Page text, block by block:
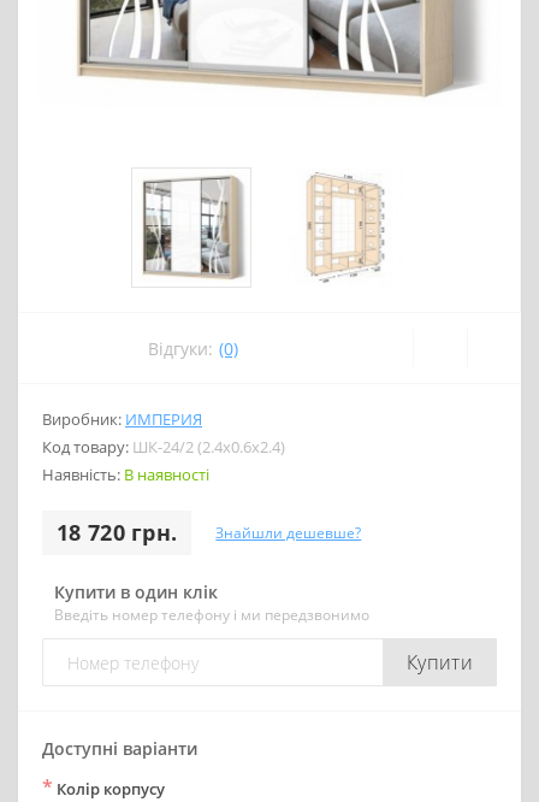
Відгуки: (0)
Виробник: ИМПЕРИЯ
Код товару: ШК-24/2 (2.4х0.6х2.4)
Наявність: В наявності
18 720 грн. Знайшли дешевше?
Купити в один клік
Введіть номер телефону і ми передзвонимо
Купити
Доступні варіанти
* Колір корпусу